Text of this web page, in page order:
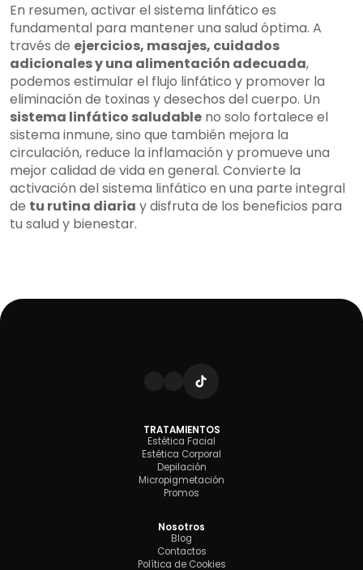
En resumen, activar el sistema linfático es
fundamental para mantener una salud óptima. A
través de ejercicios, masajes, cuidados
adicionales y una alimentación adecuada,
podemos estimular el flujo linfático y promover la
eliminación de toxinas y desechos del cuerpo. Un
sistema linfático saludable no solo fortalece el
sistema inmune, sino que también mejora la
circulación, reduce la inflamación y promueve una
mejor calidad de vida en general. Convierte la
activación del sistema linfático en una parte integral
de tu rutina diaria y disfruta de los beneficios para
tu salud y bienestar.
TRATAMIENTOS
Estética Facial
Estética Corporal
Depilación
Micropigmetación
Promos
Nosotros
Blog
Contactos
Política de Cookies